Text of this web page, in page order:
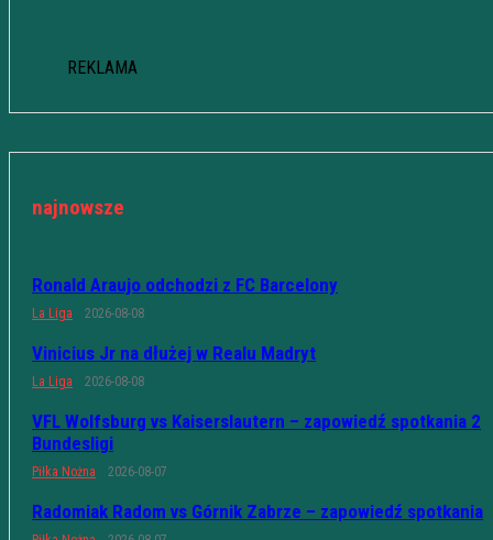
REKLAMA
najnowsze
Ronald Araujo odchodzi z FC Barcelony
La Liga 2026-08-08
Vinicius Jr na dłużej w Realu Madryt
La Liga 2026-08-08
VFL Wolfsburg vs Kaiserslautern – zapowiedź spotkania 2
Bundesligi
Piłka Nożna 2026-08-07
Radomiak Radom vs Górnik Zabrze – zapowiedź spotkania